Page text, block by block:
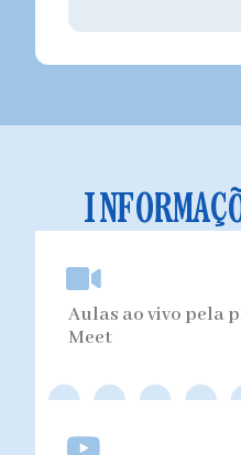
Aulas ao vivo pela
Meet